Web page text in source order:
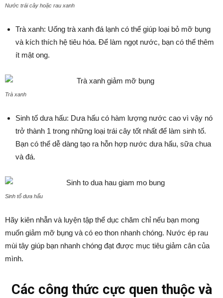
Nước trái cây hoặc rau xanh
Trà xanh: Uống trà xanh đá lạnh có thể giúp loại bỏ mỡ bụng
và kích thích hệ tiêu hóa. Để làm ngọt nước, bạn có thể thêm
ít mật ong.
Trà xanh
Sinh tố dưa hấu: Dưa hấu có hàm lượng nước cao vì vậy nó
trở thành 1 trong những loại trái cây tốt nhất để làm sinh tố.
Bạn có thể dễ dàng tạo ra hỗn hợp nước dưa hấu, sữa chua
và đá.
Sinh tố dưa hấu
Hãy kiên nhẫn và luyện tập thể dục chăm chỉ nếu bạn mong
muốn giảm mỡ bụng và có eo thon nhanh chóng. Nước ép rau
mùi tây giúp bạn nhanh chóng đạt được mục tiêu giảm cân của
mình.
Các công thức cực quen thuộc và